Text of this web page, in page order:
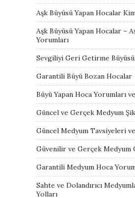
Aşk Büyüsü Yapan Hocalar
Aşk Büyüsü Yapan Hocalar –
Yorumları
Sevgiliyi Geri Getirme
Garantili Büyü Bozan Hocalar
Büyü Yapan Hoca Yorumları
Güncel ve Gerçek Medyum
Güncel Medyum Tavsiyeleri
Güvenilir ve Gerçek Medyum
Garantili Medyum Hoca
Sahte ve Dolandırıcı
Yolları